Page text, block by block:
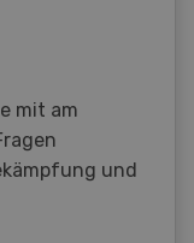
mit am
und